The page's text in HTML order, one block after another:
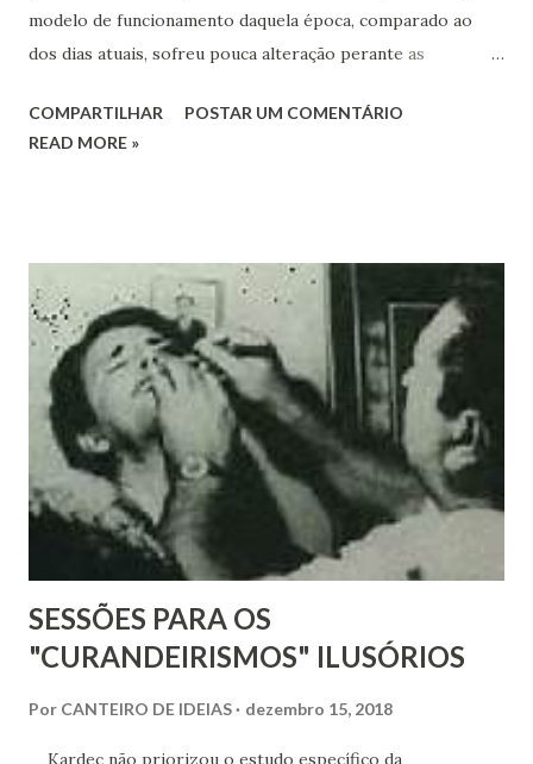
modelo de funcionamento daquela época, comparado ao
dos dias atuais, sofreu pouca alteração perante as
bem adverte os Espíritos, o homem a cada dia melhor
compreende o que é mal, consequentemente, vai
COMPARTILHAR
POSTAR UM COMENTÁRIO
READ MORE »
SESSÕES PARA OS
"CURANDEIRISMOS" ILUSÓRIOS
Por CANTEIRO DE IDEIAS dezembro 15, 2018
Kardec não priorizou o estudo específico da